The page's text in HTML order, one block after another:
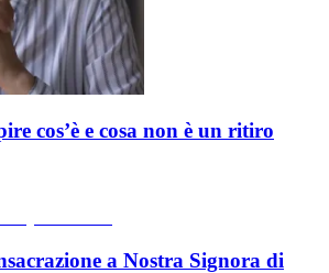
cos’è e cosa non è un ritiro
a Nostra Signora di